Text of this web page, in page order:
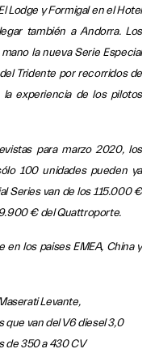
Lodge y Formigal en el Hotel
también a Andorra. Los
la nueva Serie Especial
Tridente por recorridos de
experiencia de los pilotos
para marzo 2020, los
100 unidades pueden ya
Series van de los 115.000 €
€ del Quattroporte.
en los paises EMEA, China y
Levante,
que van del V6 diesel 3,0
de 350 a 430 CV